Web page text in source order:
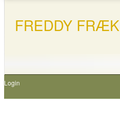
FREDDY FRÆK
Login